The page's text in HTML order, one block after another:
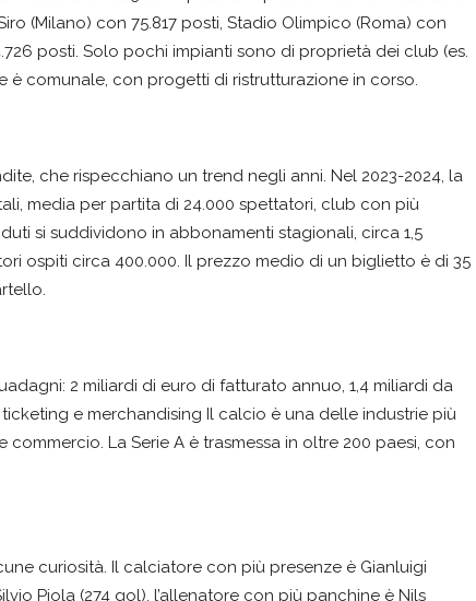
(Milano) con 75.817 posti, Stadio Olimpico (Roma) con
posti. Solo pochi impianti sono di proprietà dei club (es.
è comunale, con progetti di ristrutturazione in corso.
che rispecchiano un trend negli anni. Nel 2023-2024, la
media per partita di 24.000 spettatori, club con più
si suddividono in abbonamenti stagionali, circa 1,5
ospiti circa 400.000. Il prezzo medio di un biglietto è di 35
2 miliardi di euro di fatturato annuo, 1,4 miliardi da
e merchandising Il calcio è una delle industrie più
La Serie A è trasmessa in oltre 200 paesi, con
curiosità. Il calciatore con più presenze è Gianluigi
Piola (274 gol), l’allenatore con più panchine è Nils